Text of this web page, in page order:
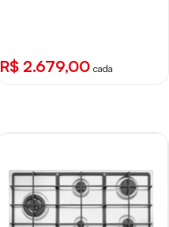
R$ 2.679,00 cada